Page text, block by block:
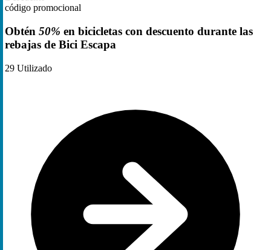
código promocional
Obtén 50% en bicicletas con descuento durante las
rebajas de Bici Escapa
29 Utilizado